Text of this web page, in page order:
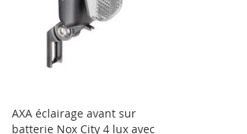
AXA éclairage avant sur
batterie Nox City 4 lux avec